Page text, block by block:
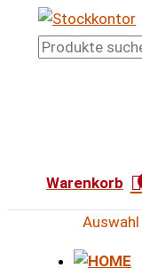
InhaltSuchen
Warenkorb
Auswahl